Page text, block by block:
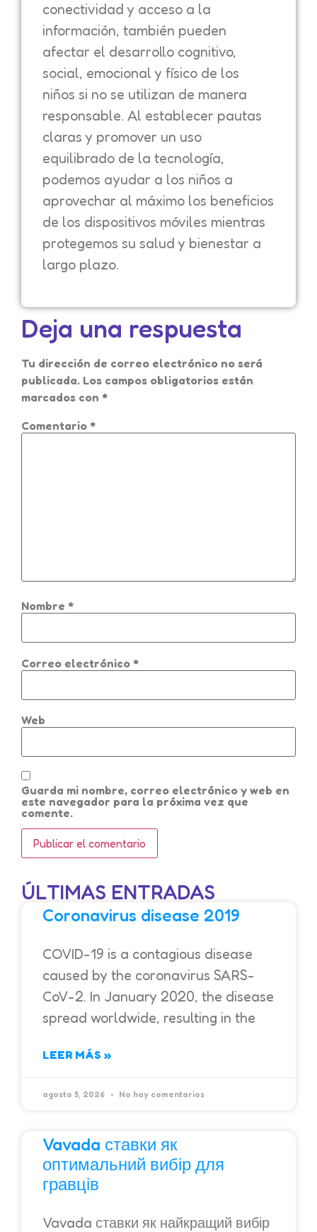
conectividad y acceso a la
información, también pueden
afectar el desarrollo cognitivo,
social, emocional y físico de los
niños si no se utilizan de manera
responsable. Al establecer pautas
claras y promover un uso
equilibrado de la tecnología,
podemos ayudar a los niños a
aprovechar al máximo los beneficios
de los dispositivos móviles mientras
protegemos su salud y bienestar a
largo plazo.
Deja una respuesta
Tu dirección de correo electrónico no será
publicada. Los campos obligatorios están
marcados con *
Comentario *
Nombre *
Correo electrónico *
Web
Guarda mi nombre, correo electrónico y web en
este navegador para la próxima vez que
comente.
ÚLTIMAS ENTRADAS
Coronavirus disease 2019
COVID-19 is a contagious disease
caused by the coronavirus SARS-
CoV-2. In January 2020, the disease
spread worldwide, resulting in the
LEER MÁS »
agosto 5, 2026 No hay comentarios
Vavada ставки як
оптимальний вибір для
гравців
Vavada ставки як найкращий вибір